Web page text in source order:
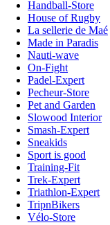
Handball-Store
House of Rugby
La sellerie de Maé
Made in Paradis
Nauti-wave
On-Fight
Padel-Expert
Pecheur-Store
Pet and Garden
Slowood Interior
Smash-Expert
Sneakids
Sport is good
Training-Fit
Trek-Expert
Triathlon-Expert
TripnBikers
Vélo-Store